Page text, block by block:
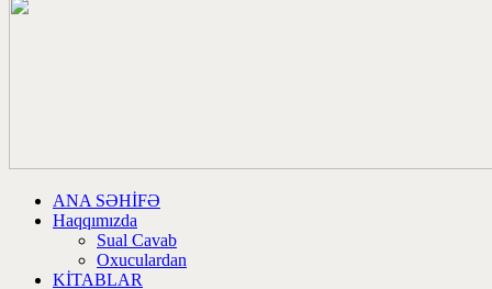
ANA SƏHİFƏ
Haqqımızda
Sual Cavab
Oxuculardan
KİTABLAR